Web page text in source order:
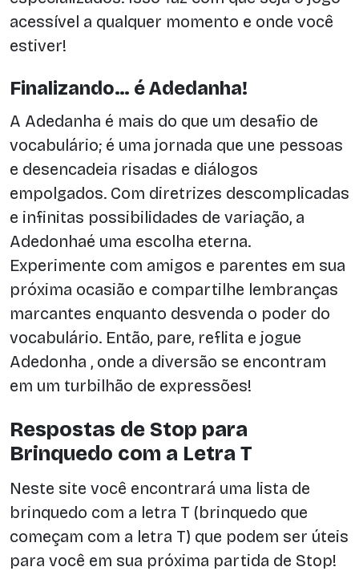
acessível a qualquer momento e onde você
estiver!
Finalizando… é Adedanha!
A Adedanha é mais do que um desafio de
vocabulário; é uma jornada que une pessoas
e desencadeia risadas e diálogos
empolgados. Com diretrizes descomplicadas
e infinitas possibilidades de variação, a
Adedonhaé uma escolha eterna.
Experimente com amigos e parentes em sua
próxima ocasião e compartilhe lembranças
marcantes enquanto desvenda o poder do
vocabulário. Então, pare, reflita e jogue
Adedonha , onde a diversão se encontram
em um turbilhão de expressões!
Respostas de Stop para
Brinquedo com a Letra T
Neste site você encontrará uma lista de
brinquedo com a letra T (brinquedo que
começam com a letra T) que podem ser úteis
para você em sua próxima partida de Stop!